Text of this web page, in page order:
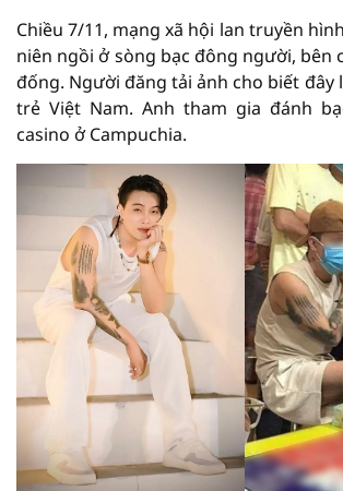
Chiều 7/11, mạng xã hội lan truyền
niên ngồi ở sòng bạc đông người, bên
đống. Người đăng tải ảnh cho biết đây
trẻ Việt Nam. Anh tham gia đánh
casino ở Campuchia.